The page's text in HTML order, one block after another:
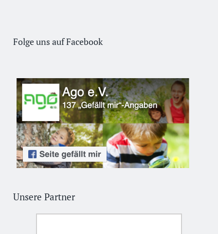
Folge uns auf Facebook
Unsere Partner